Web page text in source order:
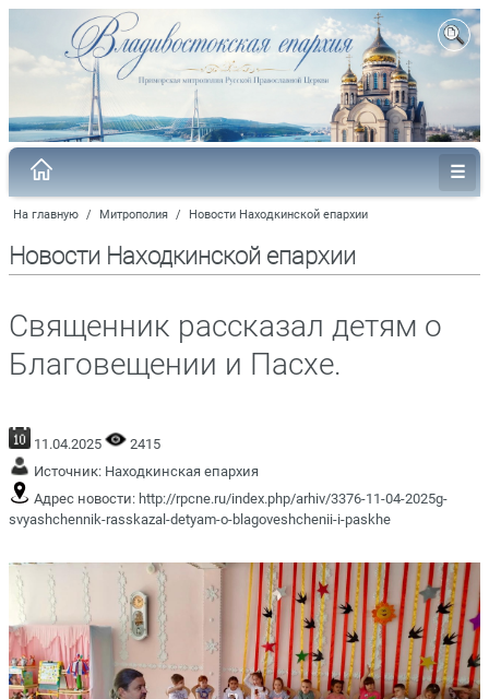
На главную / Митрополия / Новости Находкинской епархии
Новости Находкинской епархии
Священник рассказал детям о
Благовещении и Пасхе.
11.04.2025
2415
Источник: Находкинская епархия
Адрес новости: http://rpcne.ru/index.php/arhiv/3376-11-04-2025g-
svyashchennik-rasskazal-detyam-o-blagoveshchenii-i-paskhe